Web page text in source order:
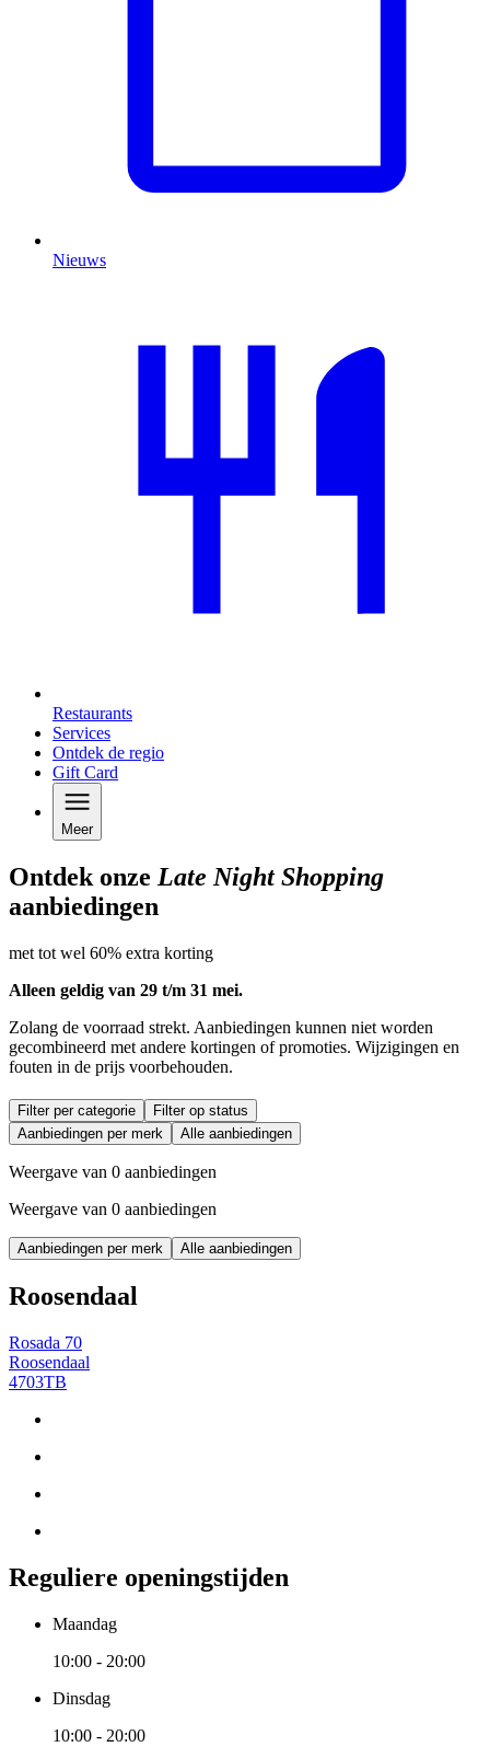
Nieuws
Restaurants
Services
Ontdek de regio
Gift Card
Meer
Ontdek onze Late Night Shopping
aanbiedingen
met tot wel 60% extra korting
Alleen geldig van 29 t/m 31 mei.
Zolang de voorraad strekt. Aanbiedingen kunnen niet worden
gecombineerd met andere kortingen of promoties. Wijzigingen en
fouten in de prijs voorbehouden.
Filter per categorie
Filter op status
Aanbiedingen per merk
Alle aanbiedingen
Weergave van 0 aanbiedingen
Weergave van 0 aanbiedingen
Aanbiedingen per merk Alle aanbiedingen
Roosendaal
Rosada 70
Roosendaal
4703TB
Reguliere openingstijden
Maandag
10:00 - 20:00
Dinsdag
10:00 - 20:00